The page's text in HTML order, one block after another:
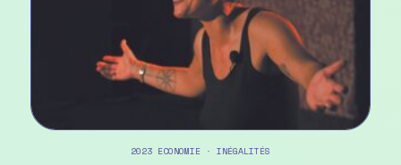
2023 ECONOMIE · INÉGALITÉS